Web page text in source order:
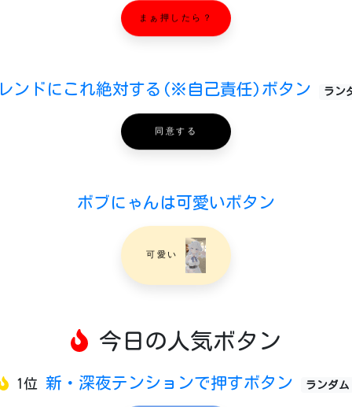
まぁ押したら？
ンドにこれ絶対する(※自己責任)ボタン ラン
同意する
ボブにゃんは可愛いボタン
可愛い
今日の人気ボタン
1位 新・深夜テンションで押すボタン ランダム